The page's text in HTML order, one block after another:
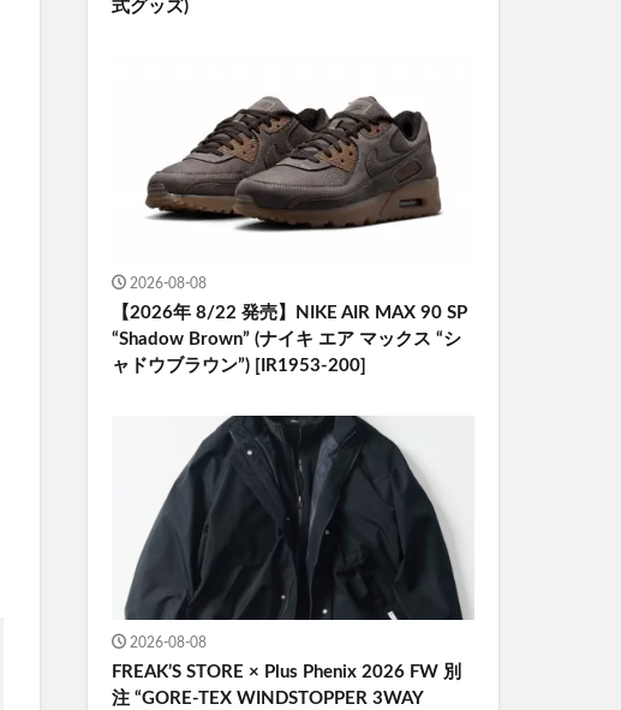
式グッズ)
2026-08-08
【2026年 8/22 発売】NIKE AIR MAX 90 SP
“Shadow Brown” (ナイキ エア マックス “シ
ャドウブラウン”) [IR1953-200]
2026-08-08
FREAK’S STORE × Plus Phenix 2026 FW 別
注 “GORE-TEX WINDSTOPPER 3WAY